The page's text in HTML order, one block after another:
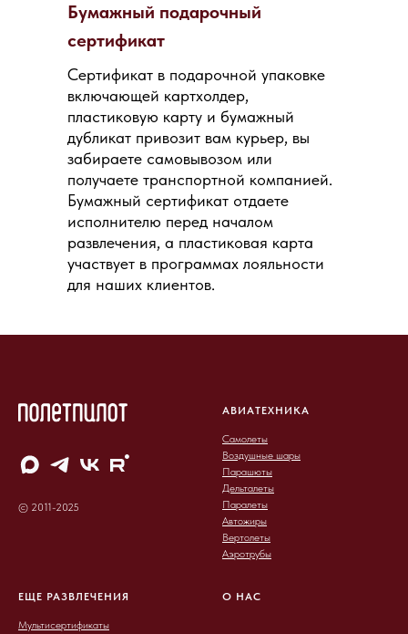
Бумажный подарочный
сертификат
Сертификат в подарочной упаковке
включающей картхолдер,
пластиковую карту и бумажный
дубликат привозит вам курьер, вы
забираете самовывозом или
получаете транспортной компанией.
Бумажный сертификат отдаете
исполнителю перед началом
развлечения, а пластиковая карта
участвует в программах лояльности
для наших клиентов.
© 2011-2025
АВИАТЕХНИКА
Самолеты
Воздушные шары
Парашюты
Дельталеты
Паралеты
Автожиры
Вертолеты
Аэротрубы
ЕЩЕ РАЗВЛЕЧЕНИЯ
Мультисертификаты
О НАС